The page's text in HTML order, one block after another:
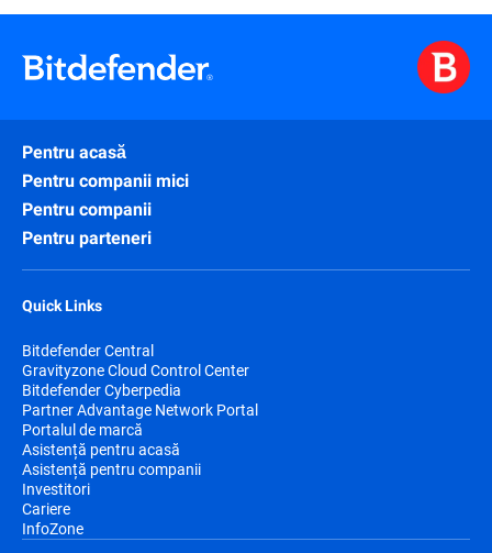
Pentru acasă
Pentru companii mici
Pentru companii
Pentru parteneri
Quick Links
Bitdefender Central
Gravityzone Cloud Control Center
Bitdefender Cyberpedia
Partner Advantage Network Portal
Portalul de marcă
Asistență pentru acasă
Asistență pentru companii
Investitori
Cariere
InfoZone